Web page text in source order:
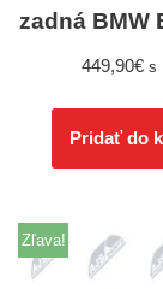
zadná BMW
449,90€ s
Pridať do
Zľava!